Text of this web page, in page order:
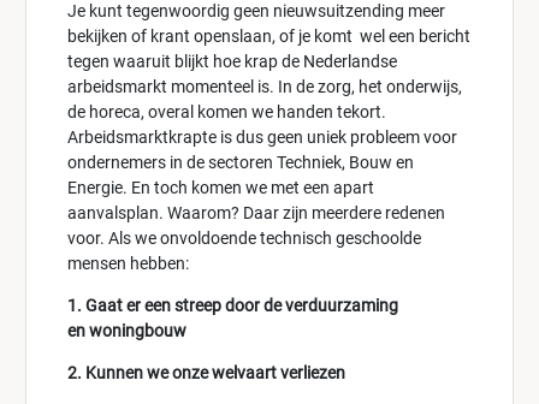
Je kunt tegenwoordig geen nieuwsuitzending meer
bekijken of krant openslaan, of je komt wel een bericht
tegen waaruit blijkt hoe krap de Nederlandse
arbeidsmarkt momenteel is. In de zorg, het onderwijs,
de horeca, overal komen we handen tekort.
Arbeidsmarktkrapte is dus geen uniek probleem voor
ondernemers in de sectoren Techniek, Bouw en
Energie. En toch komen we met een apart
aanvalsplan. Waarom? Daar zijn meerdere redenen
voor. Als we onvoldoende technisch geschoolde
mensen hebben:
1. Gaat er een streep door de verduurzaming
en woningbouw
2. Kunnen we onze welvaart verliezen